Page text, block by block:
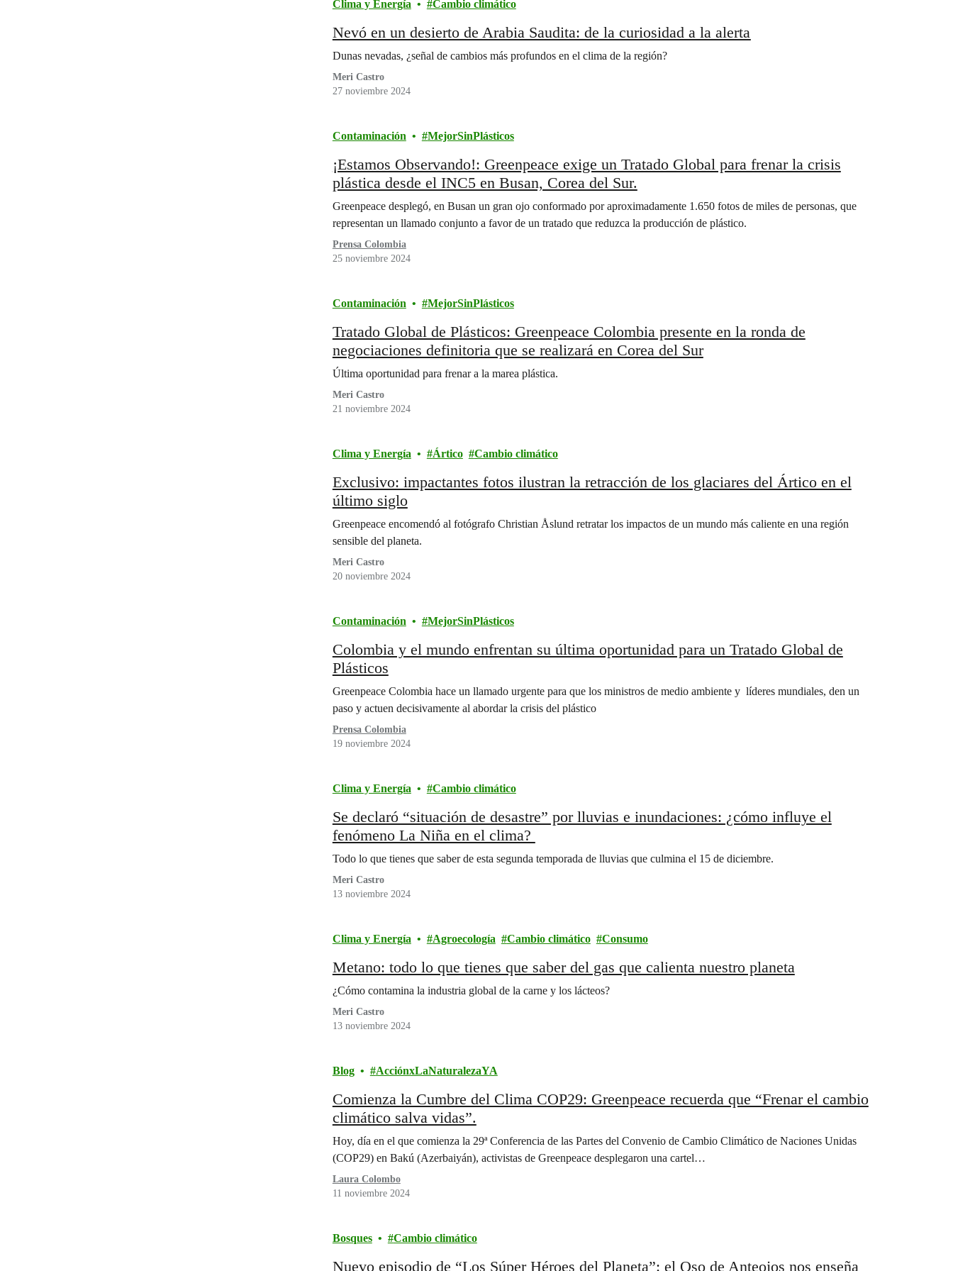
Clima y Energía Cambio climático
Nevó en un desierto de Arabia Saudita: de la curiosidad a la alerta
Dunas nevadas, ¿señal de cambios más profundos en el clima de la región?
Meri Castro
27 noviembre 2024
Contaminación MejorSinPlásticos
¡Estamos Observando!: Greenpeace exige un Tratado Global para frenar la crisis
plástica desde el INC5 en Busan, Corea del Sur.
Greenpeace desplegó, en Busan un gran ojo conformado por aproximadamente 1.650 fotos de miles de personas, que
representan un llamado conjunto a favor de un tratado que reduzca la producción de plástico.
Prensa Colombia
25 noviembre 2024
Contaminación MejorSinPlásticos
Tratado Global de Plásticos: Greenpeace Colombia presente en la ronda de
negociaciones definitoria que se realizará en Corea del Sur
Última oportunidad para frenar a la marea plástica.
Meri Castro
21 noviembre 2024
Clima y Energía Ártico Cambio climático
Exclusivo: impactantes fotos ilustran la retracción de los glaciares del Ártico en el
último siglo
Greenpeace encomendó al fotógrafo Christian Åslund retratar los impactos de un mundo más caliente en una región
sensible del planeta.
Meri Castro
20 noviembre 2024
Contaminación MejorSinPlásticos
Colombia y el mundo enfrentan su última oportunidad para un Tratado Global de
Plásticos
Greenpeace Colombia hace un llamado urgente para que los ministros de medio ambiente y líderes mundiales, den un
paso y actuen decisivamente al abordar la crisis del plástico
Prensa Colombia
19 noviembre 2024
Clima y Energía Cambio climático
Se declaró “situación de desastre” por lluvias e inundaciones: ¿cómo influye el
fenómeno La Niña en el clima?
Todo lo que tienes que saber de esta segunda temporada de lluvias que culmina el 15 de diciembre.
Meri Castro
13 noviembre 2024
Clima y Energía Agroecología Cambio climático Consumo
Metano: todo lo que tienes que saber del gas que calienta nuestro planeta
¿Cómo contamina la industria global de la carne y los lácteos?
Meri Castro
13 noviembre 2024
Blog AcciónxLaNaturalezaYA
Comienza la Cumbre del Clima COP29: Greenpeace recuerda que “Frenar el cambio
climático salva vidas”.
Hoy, día en el que comienza la 29ª Conferencia de las Partes del Convenio de Cambio Climático de Naciones Unidas
(COP29) en Bakú (Azerbaiyán), activistas de Greenpeace desplegaron una cartel…
Laura Colombo
11 noviembre 2024
Bosques Cambio climático
Nuevo episodio de “Los Súper Héroes del Planeta”: el Oso de Anteojos nos enseña